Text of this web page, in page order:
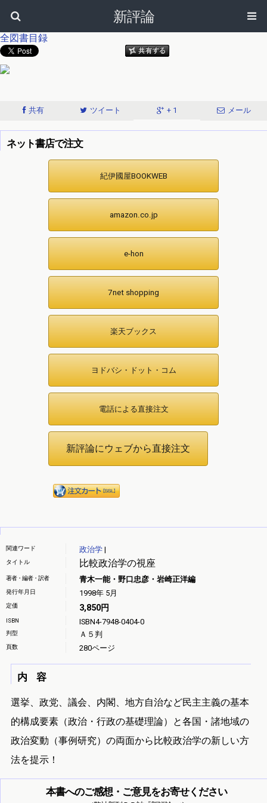
新評論
全図書目録
共有 ツイート + 1 メール
ネット書店で注文
紀伊國屋BOOKWEB
amazon.co.jp
e-hon
7net shopping
楽天ブックス
ヨドバシ・ドット・コム
電話による直接注文
関連ワード 政治学|
比較政治学の視座
タイトル
著者・編者・訳者 青木一能・野口忠彦・岩崎正洋編
発行年月日 1998年 5月
定価 3,850円
ISBN ISBN4-7948-0404-0
判型 Ａ５判
頁数 280ページ
内 容
選挙、政党、議会、内閣、地方自治など民主主義の基本
的構成要素（政治・行政の基礎理論）と各国・諸地域の
政治変動（事例研究）の両面から比較政治学の新しい方
法を提示！
本書へのご感想・ご意見をお寄せください